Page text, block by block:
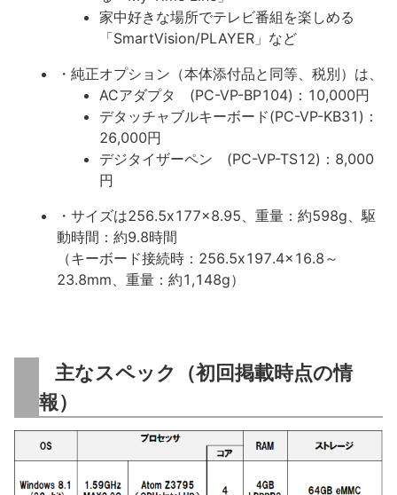
家中好きな場所でテレビ番組を楽しめる
「SmartVision/PLAYER」など
・純正オプション（本体添付品と同等、税別）は、
ACアダプタ (PC-VP-BP104)：10,000円
デタッチャブルキーボード(PC-VP-KB31)：
26,000円
デジタイザーペン (PC-VP-TS12)：8,000
円
・サイズは256.5x177x8.95、重量：約598g、駆
動時間：約9.8時間
（キーボード接続時：256.5x197.4x16.8～
23.8mm、重量：約1,148g）
主なスペック（初回掲載時点の情
報）